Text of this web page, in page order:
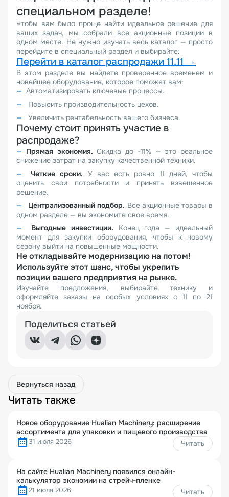
специальном разделе!
Чтобы вам было проще найти идеальное решение для
ваших задач, мы собрали все акционные позиции в
одном месте. Не нужно изучать весь каталог — просто
перейдите в специальный раздел и выбирайте:
Перейти в каталог распродажи 11.11 →
В этом разделе вы найдете проверенное временем и
новейшее оборудование, которое поможет вам:
Автоматизировать ключевые процессы.
Повысить производительность цехов.
Увеличить рентабельность вашего бизнеса.
Почему стоит принять участие в
распродаже?
Прямая экономия. Скидка до -11% — это реальное
снижение затрат на закупку качественной техники.
Четкие сроки. У вас есть ровно 11 дней, чтобы
оценить свои потребности и принять взвешенное
решение.
Централизованный подбор. Все акционные товары в
одном разделе — вы экономите свое время.
Выгодные инвестиции. Конец года — идеальный
момент для закупки оборудования, чтобы к новому
сезону выйти на повышенные мощности.
Не откладывайте модернизацию на потом!
Используйте этот шанс, чтобы укрепить
позиции вашего предприятия на рынке.
Изучайте предложения, выбирайте технику и
оформляйте заказы на особых условиях с 11 по 21
ноября.
Поделиться статьей
Вернуться назад
Читать также
Новое оборудование Hualian Machinery: расширение
ассортимента для упаковки и пищевого производства
31 июля 2026 Читать
На сайте Hualian Machinery появился онлайн-
калькулятор экономии на стрейч-пленке
21 июля 2026 Читать